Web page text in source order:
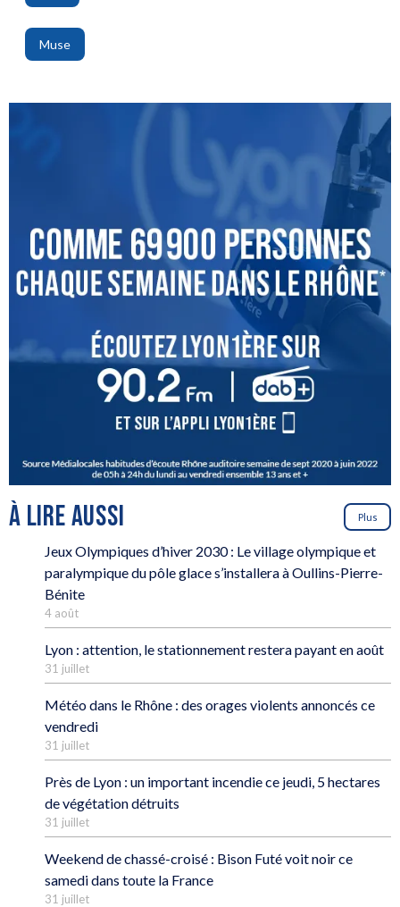
,
Muse
À LIRE AUSSI Plus
Jeux Olympiques d’hiver 2030 : Le village olympique et
paralympique du pôle glace s’installera à Oullins-Pierre-
Bénite
4 août
Lyon : attention, le stationnement restera payant en août
31 juillet
Météo dans le Rhône : des orages violents annoncés ce
vendredi
31 juillet
Près de Lyon : un important incendie ce jeudi, 5 hectares
de végétation détruits
31 juillet
Weekend de chassé-croisé : Bison Futé voit noir ce
samedi dans toute la France
31 juillet